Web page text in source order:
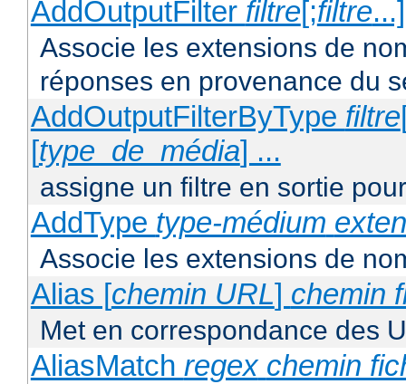
AddOutputFilter filtre[;filtre
Associe les extensions de
réponses en provenance du
AddOutputFilterByType filtre
[type_de_média] ...
assigne un filtre en sortie
AddType type-médium
Associe les extensions de
Alias [chemin URL] chemin
Met en correspondance des
AliasMatch regex chemin